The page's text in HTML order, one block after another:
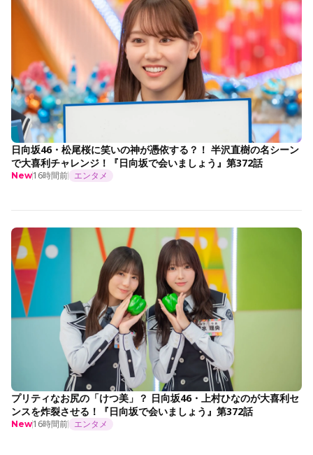
日向坂46・松尾桜に笑いの神が憑依する？！ 半沢直樹の名シーン
で大喜利チャレンジ！『日向坂で会いましょう』第372話
New16時間前 エンタメ
プリティなお尻の「けつ美」？ 日向坂46・上村ひなのが大喜利セ
ンスを炸裂させる！『日向坂で会いましょう』第372話
New16時間前 エンタメ